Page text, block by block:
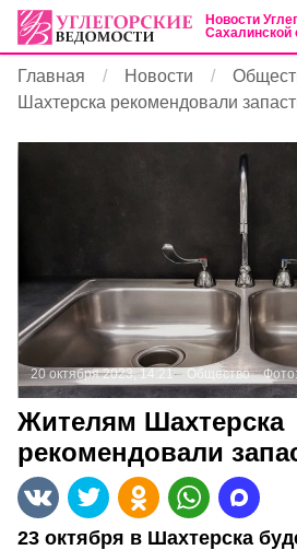
Новости
Сахалинской
Главная Новости
Шахтерска рекомендовали
20 октября 2023, 14:21 Общество
Жителям Шахтерска
рекомендовали
23 октября в Шахтерска